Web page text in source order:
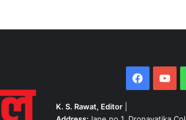
K. S. Rawat, Editor|